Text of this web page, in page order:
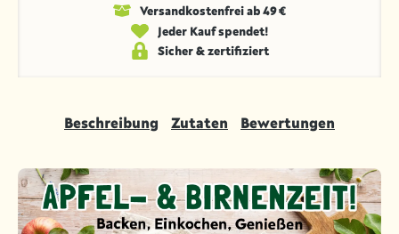
Versandkosten­frei ab 49 €
Jeder Kauf spendet!
Sicher & zertifiziert
Beschreibung Zutaten Bewertungen